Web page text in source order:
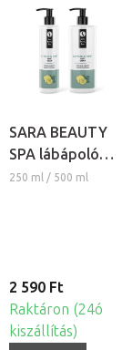
SARA BEAUTY
SPA lábápoló
masszázs
250 ml / 500 ml
2 590 Ft
Raktáron (24ó
kiszállítás)